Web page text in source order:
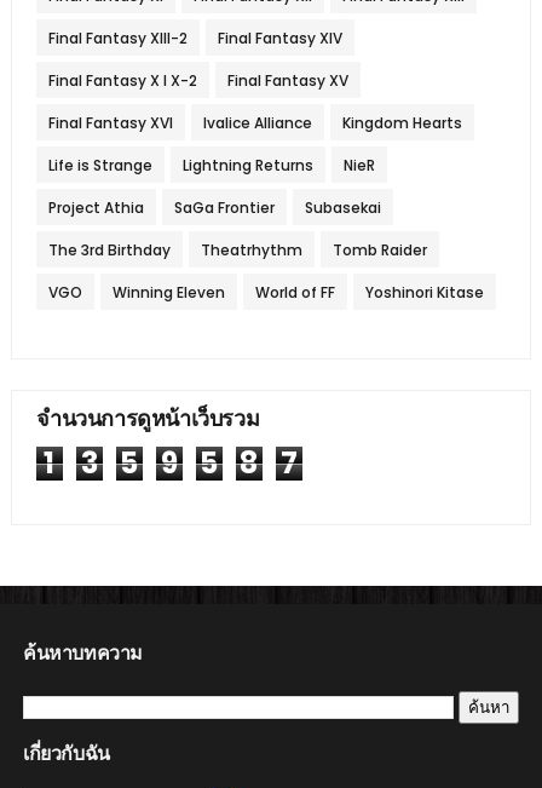
Final Fantasy XIII-2 Final Fantasy XIV
Final Fantasy X l X-2 Final Fantasy XV
Final Fantasy XVI Ivalice Alliance Kingdom Hearts
Life is Strange Lightning Returns NieR
Project Athia SaGa Frontier Subasekai
The 3rd Birthday Theatrhythm Tomb Raider
VGO Winning Eleven World of FF Yoshinori Kitase
จำนวนการดูหน้าเว็บรวม
1 3 5 9 5 8 7
ค้นหาบทความ
เกี่ยวกับฉัน